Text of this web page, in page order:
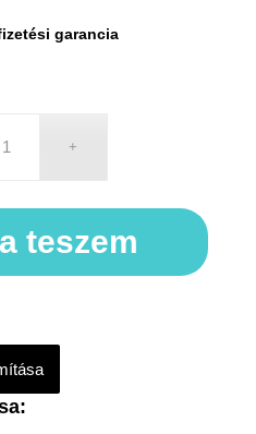
garancia
teszem